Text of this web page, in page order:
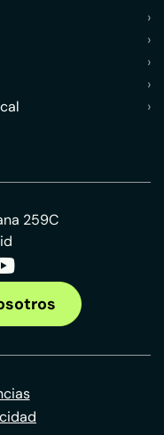
›
›
›
›
›
259C